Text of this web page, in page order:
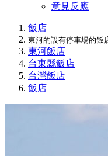
意見反應
飯店
東河的設有停車場的飯
東河飯店
台東縣飯店
台灣飯店
飯店